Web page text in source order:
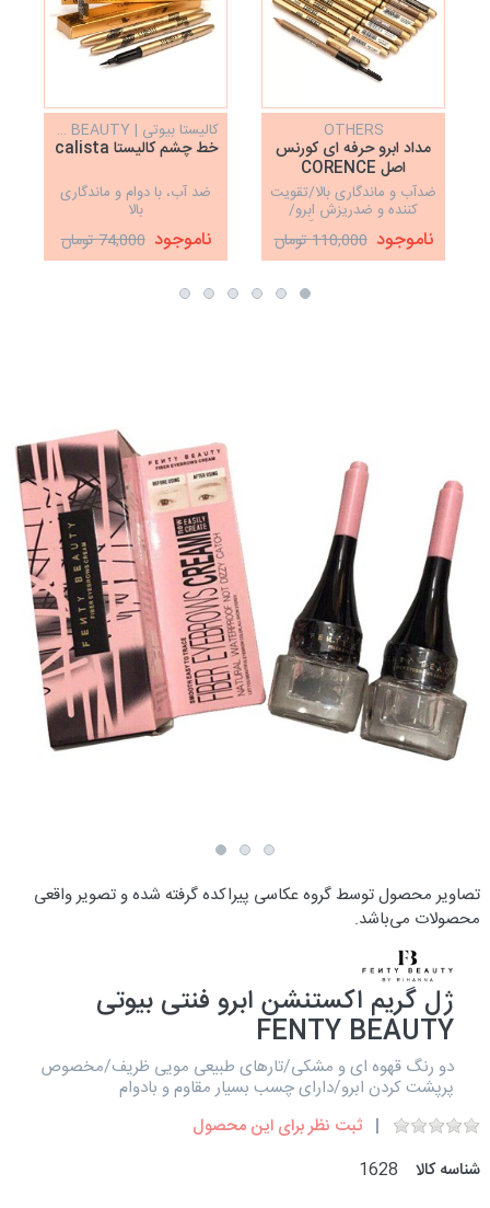
OTHERS
مداد ابرو حرفه ای کورنس
اصل CORENCE
ضدآب و ماندگاری بالا/تقویت
کننده و ضدریزش ابرو/
ساخت کشور کره/رنگبندی
پرکاربرد/کاملا اورجینال
ناموجود 110,000 تومان
کالیستا بیوتی | CALISTA BEAUTY
خط چشم کالیستا calista
ضد آب، با دوام و ماندگاری
بالا
ناموجود 74,000 تومان
تصاویر محصول توسط گروه عکاسی پیراکده گرفته شده و تصویر واقعی
محصولات می‌باشد.
ژل گریم اکستنشن ابرو فنتی بیوتی
FENTY BEAUTY
دو رنگ قهوه ای و مشکی/تارهای طبیعی مویی ظریف/مخصوص
پرپشت کردن ابرو/دارای چسب بسیار مقاوم و بادوام
ثبت نظر برای این محصول
شناسه کالا
1628